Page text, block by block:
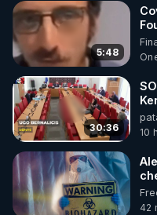
http://rgnr.li/news
🌱 VIDÉOS NON
Toutes les vidéos
http://rgnr.li/odysee
🌱 LES STAGES EN
http://rgnr.li/stages
5:48
de
30:36
10
16
42